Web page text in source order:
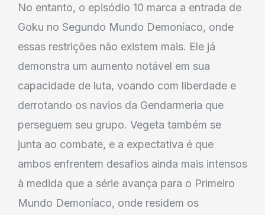
No entanto, o episódio 10 marca a entrada de
Goku no Segundo Mundo Demoníaco, onde
essas restrições não existem mais. Ele já
demonstra um aumento notável em sua
capacidade de luta, voando com liberdade e
derrotando os navios da Gendarmeria que
perseguem seu grupo. Vegeta também se
junta ao combate, e a expectativa é que
ambos enfrentem desafios ainda mais intensos
à medida que a série avança para o Primeiro
Mundo Demoníaco, onde residem os